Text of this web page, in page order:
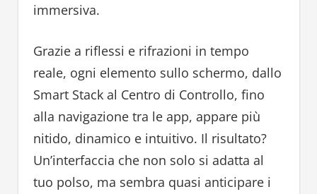
immersiva.
Grazie a riflessi e rifrazioni in tempo
reale, ogni elemento sullo schermo, dallo
Smart Stack al Centro di Controllo, fino
alla navigazione tra le app, appare più
nitido, dinamico e intuitivo. Il risultato?
Un’interfaccia che non solo si adatta al
tuo polso, ma sembra quasi anticipare i